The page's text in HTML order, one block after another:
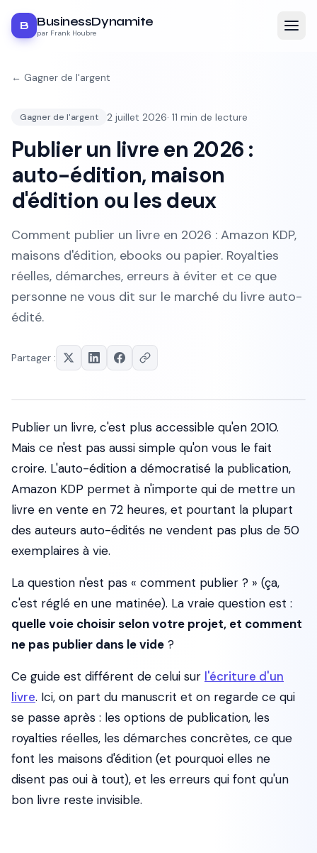
B BusinessDynamite
par Frank Houbre
← Gagner de l'argent
Gagner de l'argent 2 juillet 2026· 11 min de lecture
Publier un livre en 2026 :
auto-édition, maison
d'édition ou les deux
Comment publier un livre en 2026 : Amazon KDP,
maisons d'édition, ebooks ou papier. Royalties
réelles, démarches, erreurs à éviter et ce que
personne ne vous dit sur le marché du livre auto-
édité.
Partager :
Publier un livre, c'est plus accessible qu'en 2010.
Mais ce n'est pas aussi simple qu'on vous le fait
croire. L'auto-édition a démocratisé la publication,
Amazon KDP permet à n'importe qui de mettre un
livre en vente en 72 heures, et pourtant la plupart
des auteurs auto-édités ne vendent pas plus de 50
exemplaires à vie.
La question n'est pas « comment publier ? » (ça,
c'est réglé en une matinée). La vraie question est :
quelle voie choisir selon votre projet, et comment
ne pas publier dans le vide ?
Ce guide est différent de celui sur l'écriture d'un
livre. Ici, on part du manuscrit et on regarde ce qui
se passe après : les options de publication, les
royalties réelles, les démarches concrètes, ce que
font les maisons d'édition (et pourquoi elles ne
disent pas oui à tout), et les erreurs qui font qu'un
bon livre reste invisible.